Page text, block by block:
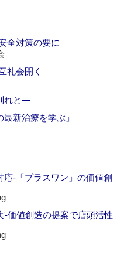
全対策の要に
礼会開く
れと―
新治療を学ぶ」
‐「プラスワン」の価値創
価値創造の提案で店頭活性